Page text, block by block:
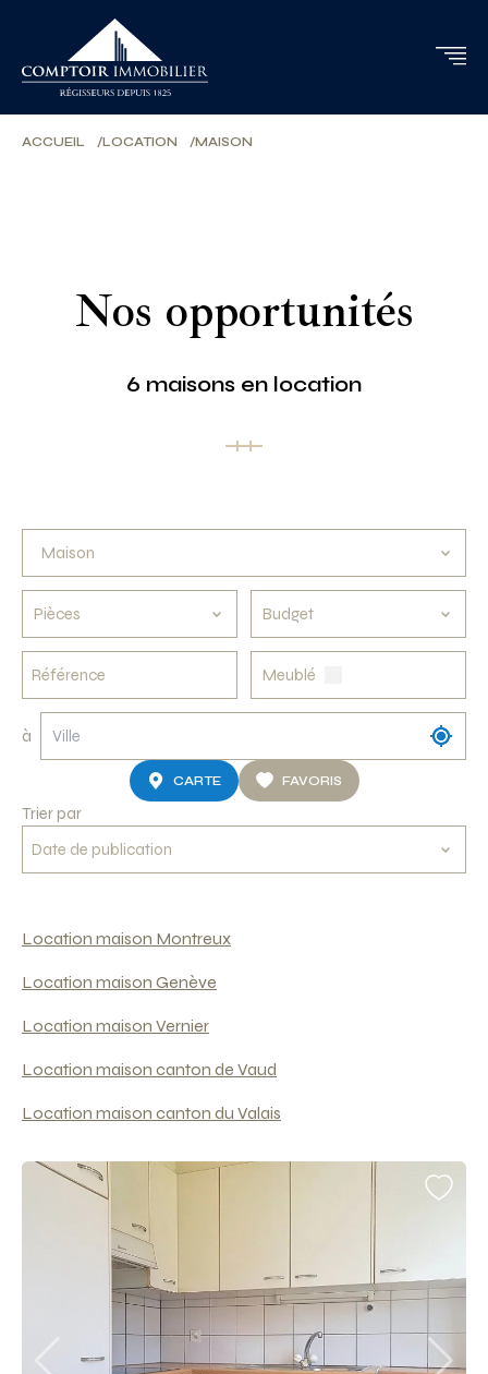
ACCUEIL LOCATION MAISON
Nos opportunités
6 maisons en location
Pièces Budget
Meublé
à
CARTE FAVORIS
Trier par
Location maison Montreux
Location maison Genève
Location maison Vernier
Location maison canton de Vaud
Location maison canton du Valais